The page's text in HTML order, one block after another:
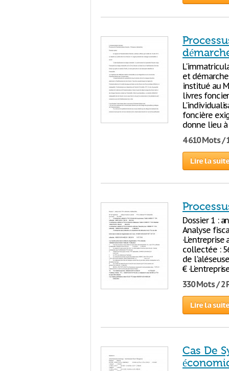
et
institué au
livres
foncière
donne lieu
4 610 Mots /
Lire la
Dossier 1 :
Analyse
collectée :
de
€
330 Mots / 2
Lire la
Cas De